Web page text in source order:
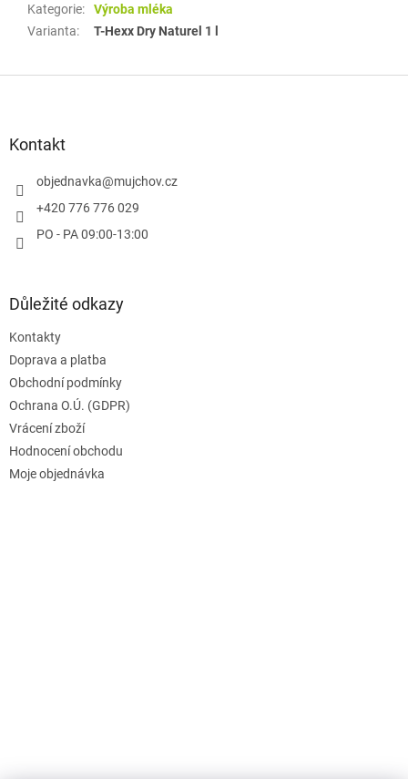
Kategorie:
Výroba mléka
Varianta: T-Hexx Dry Naturel 1 l
Kontakt
objednavka@mujchov.cz
+420 776 776 029
PO - PA 09:00-13:00
Důležité odkazy
Kontakty
Doprava a platba
Obchodní podmínky
Ochrana O.Ú. (GDPR)
Vrácení zboží
Hodnocení obchodu
Moje objednávka